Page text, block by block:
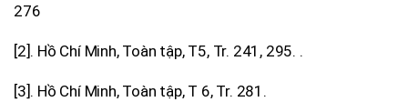
276
[2]. Hồ Chí Minh, Toàn tập, T5, Tr. 241, 295. .
[3]. Hồ Chí Minh, Toàn tập, T 6, Tr. 281.